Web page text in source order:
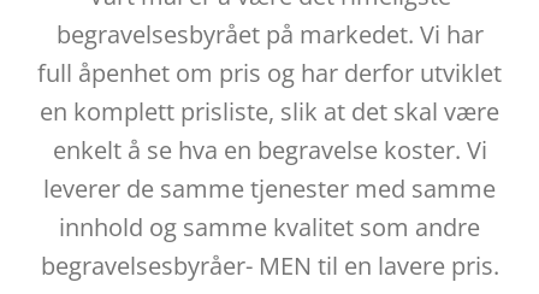
begravelsesbyrået på markedet. Vi har
full åpenhet om pris og har derfor utviklet
en komplett prisliste, slik at det skal være
enkelt å se hva en begravelse koster. Vi
leverer de samme tjenester med samme
innhold og samme kvalitet som andre
begravelsesbyråer- MEN til en lavere pris.